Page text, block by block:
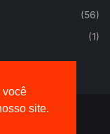
você
site.
(56)
(1)